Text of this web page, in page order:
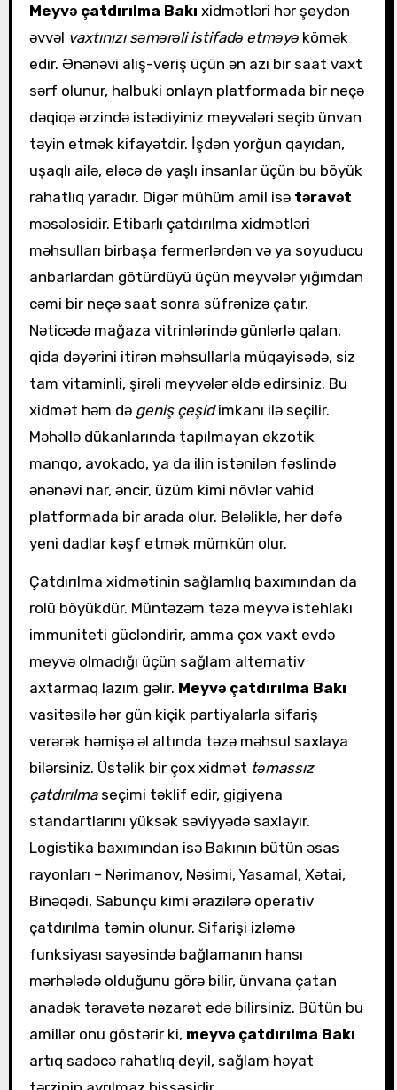
Meyvə çatdırılma Bakı xidmətləri hər şeydən
əvvəl vaxtınızı səmərəli istifadə etməyəkömək
edir. Ənənəvi alış-veriş üçün ən azı bir saat vaxt
sərf olunur, halbuki onlayn platformada bir neçə
dəqiqə ərzində istədiyiniz meyvələri seçib ünvan
təyin etmək kifayətdir. İşdən yorğun qayıdan,
uşaqlı ailə, eləcə də yaşlı insanlar üçün bu böyük
rahatlıq yaradır. Digər mühüm amil isə təravət
məsələsidir. Etibarlı çatdırılma xidmətləri
məhsulları birbaşa fermerlərdən və ya soyuducu
anbarlardan götürdüyü üçün meyvələr yığımdan
cəmi bir neçə saat sonra süfrənizə çatır.
Nəticədə mağaza vitrinlərində günlərlə qalan,
qida dəyərini itirən məhsullarla müqayisədə, siz
tam vitaminli, şirəli meyvələr əldə edirsiniz. Bu
xidmət həm də geniş çeşidimkanı ilə seçilir.
Məhəllə dükanlarında tapılmayan ekzotik
manqo, avokado, ya da ilin istənilən fəslində
ənənəvi nar, əncir, üzüm kimi növlər vahid
platformada bir arada olur. Beləliklə, hər dəfə
yeni dadlar kəşf etmək mümkün olur.
Çatdırılma xidmətinin sağlamlıq baxımından da
rolü böyükdür. Müntəzəm təzə meyvə istehlakı
immuniteti gücləndirir, amma çox vaxt evdə
meyvə olmadığı üçün sağlam alternativ
axtarmaq lazım gəlir. Meyvə çatdırılma Bakı
vasitəsilə hər gün kiçik partiyalarla sifariş
verərək həmişə əl altında təzə məhsul saxlaya
bilərsiniz. Üstəlik bir çox xidmət təmassız
çatdırılmaseçimi təklif edir, gigiyena
standartlarını yüksək səviyyədə saxlayır.
Logistika baxımından isə Bakının bütün əsas
rayonları – Nərimanov, Nəsimi, Yasamal, Xətai,
Binəqədi, Sabunçu kimi ərazilərə operativ
çatdırılma təmin olunur. Sifarişi izləmə
funksiyası sayəsində bağlamanın hansı
mərhələdə olduğunu görə bilir, ünvana çatan
anadək təravətə nəzarət edə bilirsiniz. Bütün bu
amillər onu göstərir ki, meyvə çatdırılma Bakı
artıq sadəcə rahatlıq deyil, sağlam həyat